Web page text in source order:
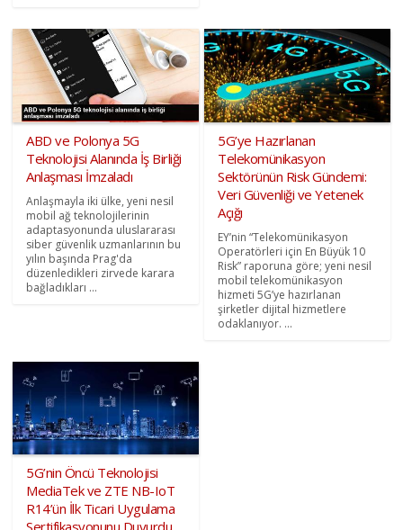
ABD ve Polonya 5G
Teknolojisi Alanında İş Birliği
Anlaşması İmzaladı
Anlaşmayla iki ülke, yeni nesil
mobil ağ teknolojilerinin
adaptasyonunda uluslararası
siber güvenlik uzmanlarının bu
yılın başında Prag'da
düzenledikleri zirvede karara
bağladıkları ...
5G’ye Hazırlanan
Telekomünikasyon
Sektörünün Risk Gündemi:
Veri Güvenliği ve Yetenek
Açığı
EY’nin “Telekomünikasyon
Operatörleri için En Büyük 10
Risk” raporuna göre; yeni nesil
mobil telekomünikasyon
hizmeti 5G’ye hazırlanan
şirketler dijital hizmetlere
odaklanıyor. ...
5G’nin Öncü Teknolojisi
MediaTek ve ZTE NB-IoT
R14’ün İlk Ticari Uygulama
Sertifikasyonunu Duyurdu